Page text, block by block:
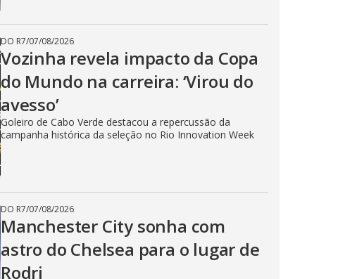
DO R7/07/08/2026
Vozinha revela impacto da Copa
do Mundo na carreira: ‘Virou do
avesso’
Goleiro de Cabo Verde destacou a repercussão da
campanha histórica da seleção no Rio Innovation Week
DO R7/07/08/2026
Manchester City sonha com
astro do Chelsea para o lugar de
Rodri